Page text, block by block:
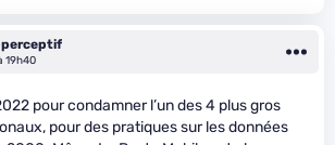
19h40
pour condamner l’un des 4 plus gros
pour des pratiques sur les données